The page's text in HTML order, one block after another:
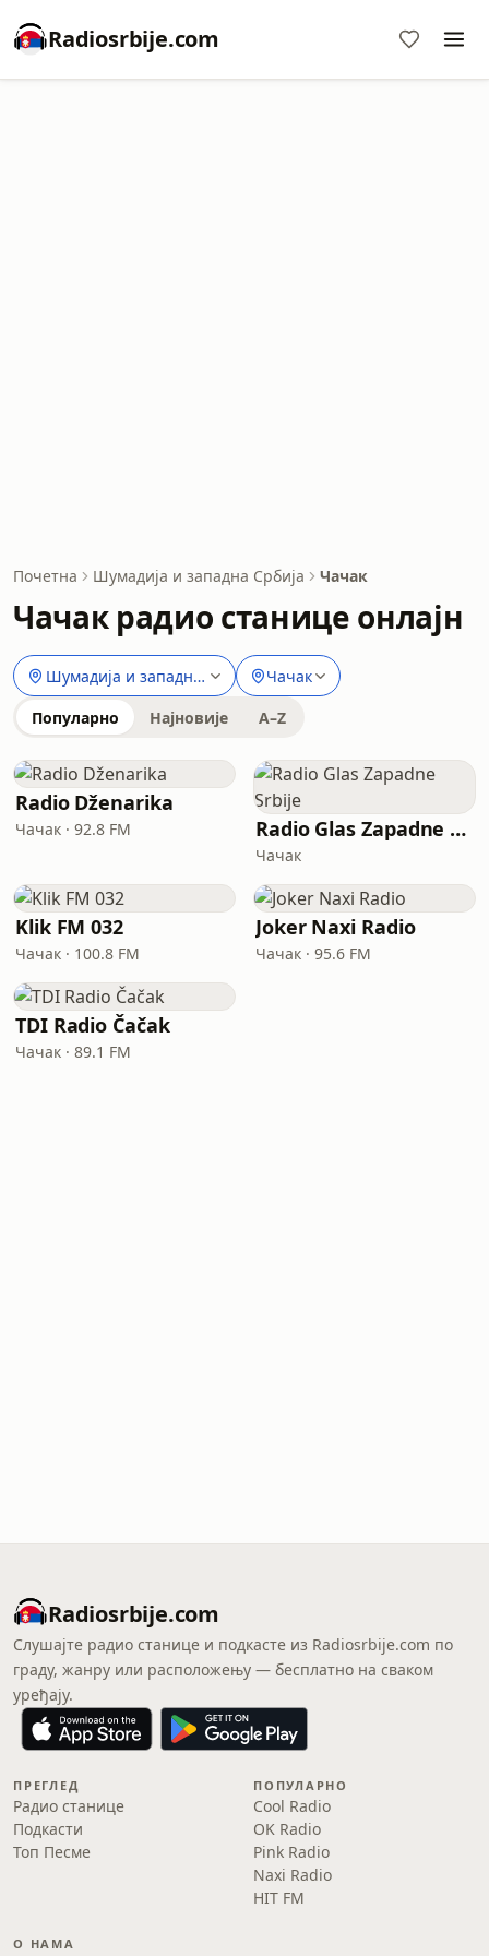
Radiosrbije.com
Почетна Шумадија и западна Србија Чачак
Чачак радио станице онлајн
Шумадија и западна Србија Чачак
Популарно Најновије A–Z
Radio Dženarika
Чачак · 92.8 FM Radio Glas Zapadne Srbije
Чачак
Klik FM 032
Чачак · 100.8 FM
Joker Naxi Radio
Чачак · 95.6 FM
TDI Radio Čačak
Чачак · 89.1 FM
Radiosrbije.com
Слушајте радио станице и подкасте из Radiosrbije.com по
граду, жанру или расположењу — бесплатно на сваком
уређају.
ПРЕГЛЕД
Радио станице
Подкасти
Топ Песме
ПОПУЛАРНО
Cool Radio
OK Radio
Pink Radio
Naxi Radio
HIT FM
О НАМА